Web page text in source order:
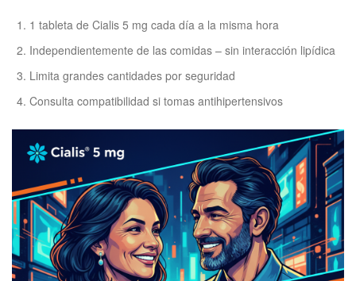
1 tableta de Cialis 5 mg cada día a la misma hora
Independientemente de las comidas – sin interacción lipídica
Limita grandes cantidades por seguridad
Consulta compatibilidad si tomas antihipertensivos